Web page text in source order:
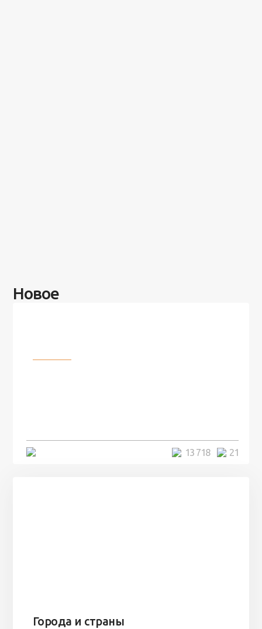
Новое
21
13 718
Города и страны